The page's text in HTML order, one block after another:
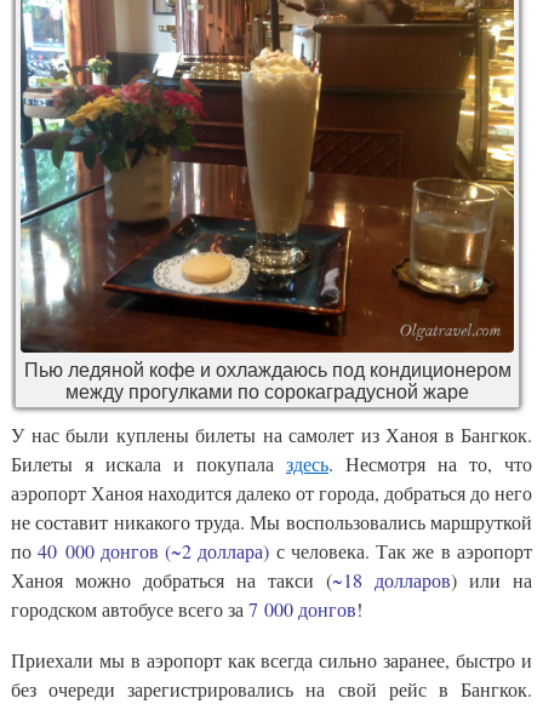
Пью ледяной кофе и охлаждаюсь под кондиционером
между прогулками по сорокаградусной жаре
У нас были куплены билеты на самолет из Ханоя в Бангкок.
Билеты я искала и покупала здесь. Несмотря на то, что
аэропорт Ханоя находится далеко от города, добраться до него
не составит никакого труда. Мы воспользовались маршруткой
по40 000 донгов (~2 доллара) с человека. Так же в аэропорт
Ханоя можно добраться на такси (~18 долларов) или на
городском автобусе всего за 7 000 донгов!
Приехали мы в аэропорт как всегда сильно заранее, быстро и
без очереди зарегистрировались на свой рейс в Бангкок.